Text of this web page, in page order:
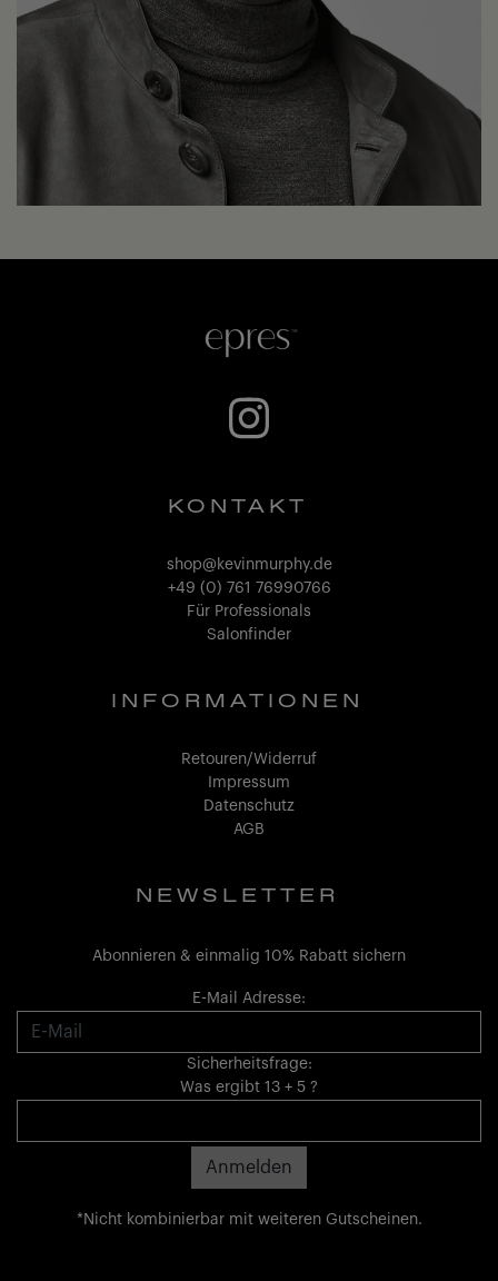
KONTAKT
shop@kevinmurphy.de
+49 (0) 761 76990766
Für Professionals
Salonfinder
INFORMATIONEN
Retouren/Widerruf
Impressum
Datenschutz
AGB
NEWSLETTER
Abonnieren & einmalig 10% Rabatt sichern
E-Mail Adresse:
Sicherheitsfrage:
Was ergibt 13 + 5 ?
*Nicht kombinierbar mit weiteren Gutscheinen.